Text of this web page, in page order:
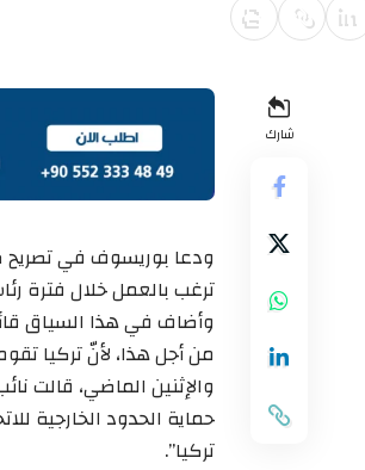
شارك
ودعا بوريسوف في تصريح
ترغب بالعمل خلال فترة
وأضاف في هذا السياق
من أجل هذا، لأنّ تركيا
والإثنين الماضي، قالت
حماية الحدود الخارجية
تركيا”.